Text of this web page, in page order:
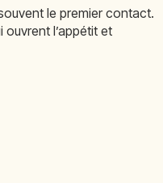
le premier contact.
ouvrent l’appétit et